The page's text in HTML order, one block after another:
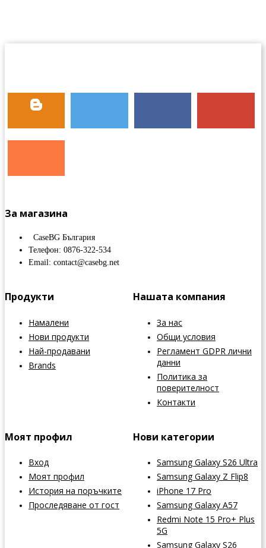
За магазина
CaseBG България
Телефон: 0876-322-534
Email: contact@casebg.net
Продукти
Намалени
Нови продукти
Най-продавани
Brands
Нашата компания
За нас
Общи условия
Регламент GDPR лични
данни
Политика за
поверителност
Контакти
Моят профил
Вход
Моят профил
История на поръчките
Проследяване от гост
Нови категории
Samsung Galaxy S26 Ultra
Samsung Galaxy Z Flip8
iPhone 17 Pro
Samsung Galaxy A57
Redmi Note 15 Pro+ Plus
5G
Samsung Galaxy S26